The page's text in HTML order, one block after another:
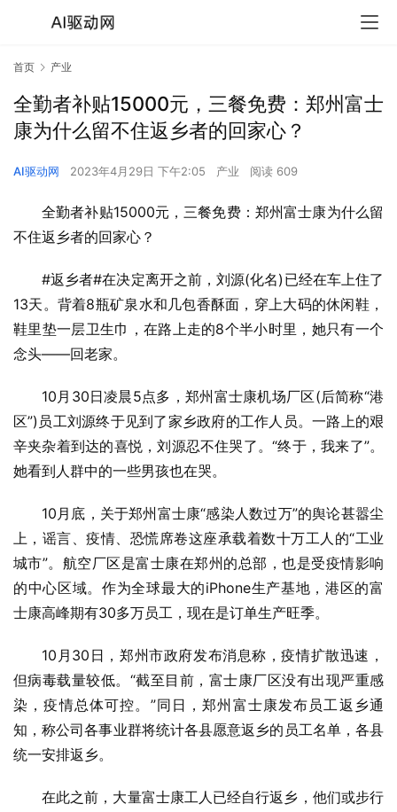
首页 产业
全勤者补贴15000元，三餐免费：郑州富士
康为什么留不住返乡者的回家心？
AI驱动网 2023年4月29日 下午2:05 产业 阅读 609
全勤者补贴15000元，三餐免费：郑州富士康为什么留
不住返乡者的回家心？
#返乡者#在决定离开之前，刘源(化名)已经在车上住了
13天。背着8瓶矿泉水和几包香酥面，穿上大码的休闲鞋，
鞋里垫一层卫生巾，在路上走的8个半小时里，她只有一个
念头——回老家。
10月30日凌晨5点多，郑州富士康机场厂区(后简称“港
区”)员工刘源终于见到了家乡政府的工作人员。一路上的艰
辛夹杂着到达的喜悦，刘源忍不住哭了。“终于，我来了”。
她看到人群中的一些男孩也在哭。
10月底，关于郑州富士康“感染人数过万”的舆论甚嚣尘
上，谣言、疫情、恐慌席卷这座承载着数十万工人的“工业
城市”。航空厂区是富士康在郑州的总部，也是受疫情影响
的中心区域。作为全球最大的iPhone生产基地，港区的富
士康高峰期有30多万员工，现在是订单生产旺季。
10月30日，郑州市政府发布消息称，疫情扩散迅速，
但病毒载量较低。“截至目前，富士康厂区没有出现严重感
染，疫情总体可控。”同日，郑州富士康发布员工返乡通
知，称公司各事业群将统计各县愿意返乡的员工名单，各县
统一安排返乡。
在此之前，大量富士康工人已经自行返乡，他们或步行